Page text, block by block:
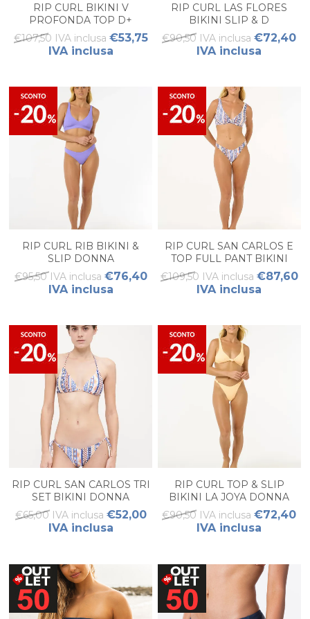
RIP CURL BIKINI V
PROFONDA TOP D+
PREMIUM SURF + SLIP
SURF PREMIUM YOP
€107,50 IVA inclusa €53,75
IVA inclusa
RIP CURL LAS FLORES
BIKINI SLIP & D
BALCONETTE DONNA
€90,50 IVA inclusa €72,40
IVA inclusa
RIP CURL RIB BIKINI &
SLIP DONNA
€95,50 IVA inclusa €76,40
IVA inclusa
RIP CURL SAN CARLOS E
TOP FULL PANT BIKINI
DONNA
€109,50 IVA inclusa €87,60
IVA inclusa
RIP CURL SAN CARLOS TRI
SET BIKINI DONNA
€65,00 IVA inclusa €52,00
IVA inclusa
RIP CURL TOP & SLIP
BIKINI LA JOYA DONNA
€90,50 IVA inclusa €72,40
IVA inclusa